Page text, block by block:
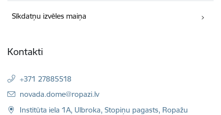
Sīkdatņu izvēles maiņa
Kontakti
+371 27885518
E-pasts:
novada.dome@ropazi.lv
Institūta iela 1A, Ulbroka, Stopiņu pagasts, Ropažu